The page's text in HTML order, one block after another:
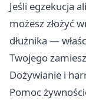
Jeśli egzekucja
możesz złożyć
dłużnika —
Twojego
Dożywianie i
Pomoc